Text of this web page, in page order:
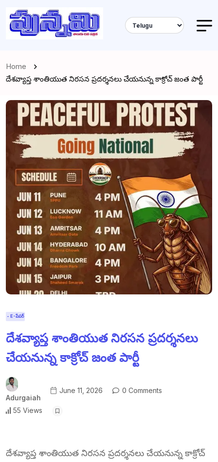
Home
దేశవ్యాప్త శాంతియుత నిరసన ప్రదర్శనలు చేయనున్న కాక్రోచ్ జంత పార్టీ
- E-పేపర్
దేశవ్యాప్త శాంతియుత నిరసన ప్రదర్శనలు
చేయనున్న కాక్రోచ్ జంత పార్టీ
Adurgaiah
June 11, 2026 0 Comments
55 Views
దేశవ్యాప్త శాంతియుత నిరసన ప్రదర్శనలు చేయనున్న కాక్రోచ్